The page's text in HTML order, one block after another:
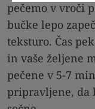
pečemo v vroči
bučke lepo
teksturo. Čas
in vaše željene
pečene v 5-7
pripravljene, da